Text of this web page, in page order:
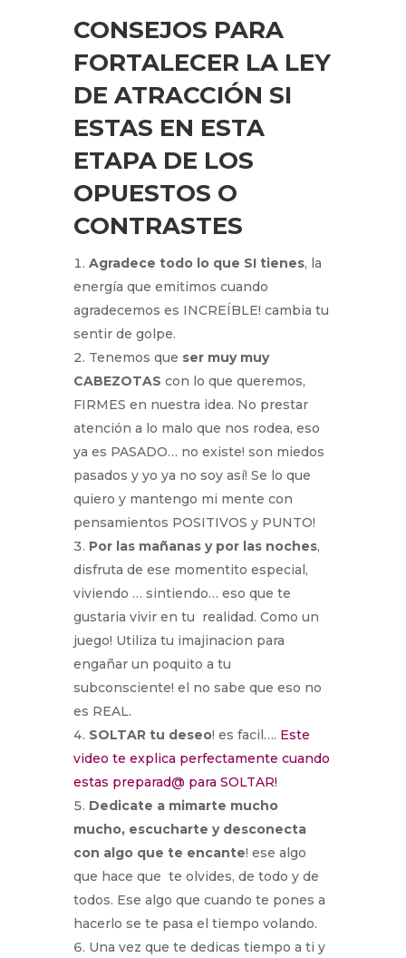
CONSEJOS PARA
FORTALECER LA LEY
DE ATRACCIÓN SI
ESTAS EN ESTA
ETAPA DE LOS
OPUESTOS O
CONTRASTES
Agradece todo lo que SI tienes, la
energía que emitimos cuando
agradecemos es INCREÍBLE! cambia tu
sentir de golpe.
Tenemos que ser muy muy
CABEZOTAS con lo que queremos,
FIRMES en nuestra idea. No prestar
atención a lo malo que nos rodea, eso
ya es PASADO… no existe! son miedos
pasados y yo ya no soy así! Se lo que
quiero y mantengo mi mente con
pensamientos POSITIVOS y PUNTO!
Por las mañanas y por las noches,
disfruta de ese momentito especial,
viviendo … sintiendo… eso que te
gustaria vivir en tu realidad. Como un
juego! Utiliza tu imajinacion para
engañar un poquito a tu
subconsciente! el no sabe que eso no
es REAL.
SOLTAR tu deseo! es facil…. Este
video te explica perfectamente cuando
estas preparad@ para SOLTAR!
Dedicate a mimarte mucho
mucho, escucharte y desconecta
con algo que te encante! ese algo
que hace que te olvides, de todo y de
todos. Ese algo que cuando te pones a
hacerlo se te pasa el tiempo volando.
Una vez que te dedicas tiempo a ti y